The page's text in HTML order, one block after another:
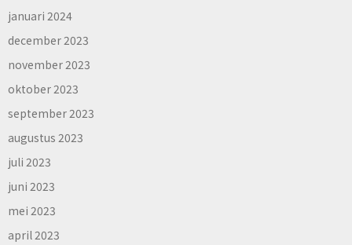
januari 2024
december 2023
november 2023
oktober 2023
september 2023
augustus 2023
juli 2023
juni 2023
mei 2023
april 2023